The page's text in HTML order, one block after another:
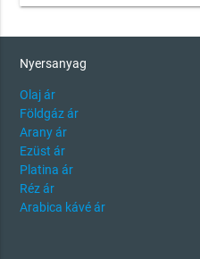
Nyersanyag
Olaj ár
Földgáz ár
Arany ár
Ezüst ár
Platina ár
Réz ár
Arabica kávé ár